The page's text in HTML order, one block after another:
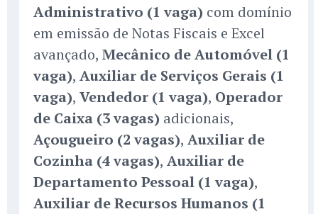
Administrativo (1 vaga) com domínio
em emissão de Notas Fiscais e Excel
avançado, Mecânico de Automóvel (1
vaga), Auxiliar de Serviços Gerais (1
vaga), Vendedor (1 vaga), Operador
de Caixa (3 vagas) adicionais,
Açougueiro (2 vagas), Auxiliar de
Cozinha (4 vagas), Auxiliar de
Departamento Pessoal (1 vaga),
Auxiliar de Recursos Humanos (1